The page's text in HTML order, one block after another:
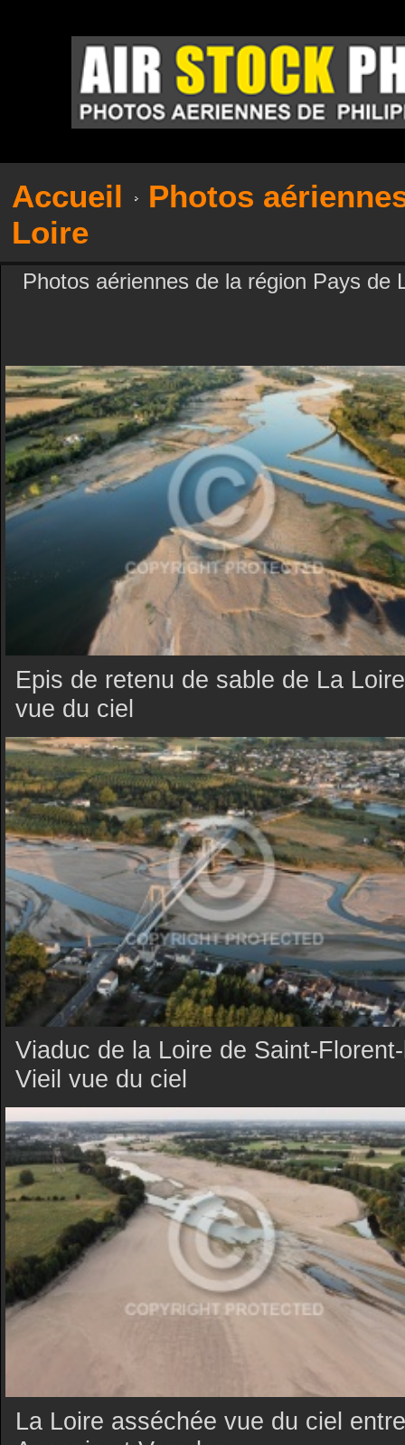
Accueil
Photos
Loire
Photos aériennes de la région Pays de
Epis de retenu de sable de La Loire
vue du ciel
Viaduc de la Loire de Saint-
Vieil vue du ciel
La Loire asséchée vue du ciel entre